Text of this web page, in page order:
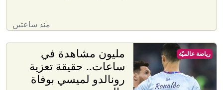
منذ ساعتين
مليون مشاهدة في
ساعات.. حقيقة تعزية
رونالدو لميسي بوفاة
رياضة عالميّة